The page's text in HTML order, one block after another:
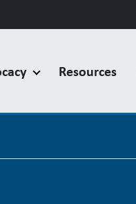
Resources